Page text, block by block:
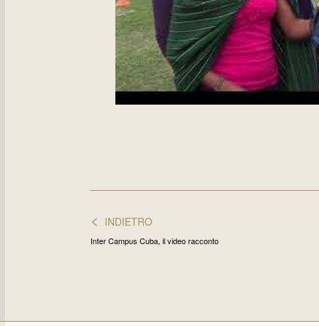
< INDIETRO
Inter Campus Cuba, il video racconto